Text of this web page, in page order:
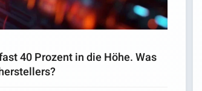
40 Prozent in die Höhe. Was